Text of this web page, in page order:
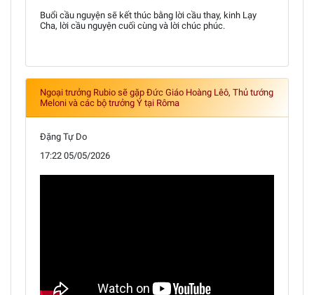
Buổi cầu nguyện sẽ kết thúc bằng lời cầu thay, kinh Lạy
Cha, lời cầu nguyện cuối cùng và lời chúc phúc.
Ngoại trưởng Rubio sẽ gặp Đức Giáo Hoàng Lêô, Thủ tướng
Meloni và các bộ trưởng Ý tại Rôma
Đặng Tự Do
17:22 05/05/2026